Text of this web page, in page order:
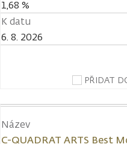
1,68 %
K datu
6. 8. 2026
PŘIDAT
Název
C-QUADRAT ARTS Best